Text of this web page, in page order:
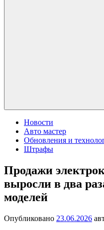
Новости
Авто мастер
Обновления и
Штрафы
Продажи
выросли в два
моделей
Опубликовано 23.06.2026